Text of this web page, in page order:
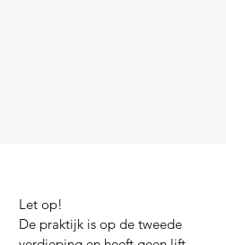
Let op!
De praktijk is op de tweede